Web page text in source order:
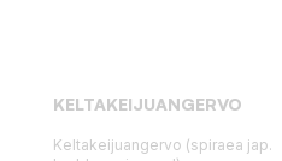
KELTAKEIJUANGERVO
Keltakeijuangervo (spiraea jap.